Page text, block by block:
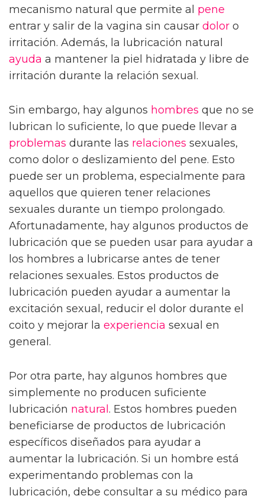
mecanismo natural que permite al pene
entrar y salir de la vagina sin causar dolor o
irritación. Además, la lubricación natural
ayuda a mantener la piel hidratada y libre de
irritación durante la relación sexual.
Sin embargo, hay algunos hombres que no se
lubrican lo suficiente, lo que puede llevar a
problemas durante las relaciones sexuales,
como dolor o deslizamiento del pene. Esto
puede ser un problema, especialmente para
aquellos que quieren tener relaciones
sexuales durante un tiempo prolongado.
Afortunadamente, hay algunos productos de
lubricación que se pueden usar para ayudar a
los hombres a lubricarse antes de tener
relaciones sexuales. Estos productos de
lubricación pueden ayudar a aumentar la
excitación sexual, reducir el dolor durante el
coito y mejorar la experiencia sexual en
general.
Por otra parte, hay algunos hombres que
simplemente no producen suficiente
lubricación natural . Estos hombres pueden
beneficiarse de productos de lubricación
específicos diseñados para ayudar a
aumentar la lubricación. Si un hombre está
experimentando problemas con la
lubricación, debe consultar a su médico para